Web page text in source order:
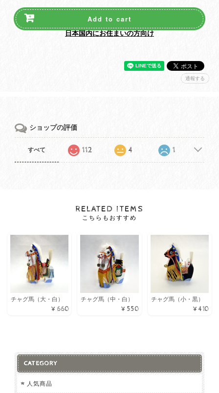
Add to cart
日本国内にお住まいの方向け
通報する
ショップの評価
すべて 112 4 1
RELATED ITEMS
こちらもおすすめ
チャグ馬（大・白）
¥660
チャグ馬（中・白）
¥550
チャグ馬（小・黒）
¥410
CATEGORY
人気商品